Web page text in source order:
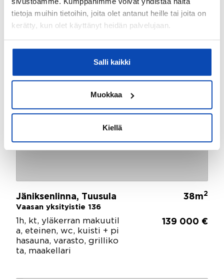
tietoja muihin tietoihin, joita olet antanut heille tai joita on
kerätty, kun olet käyttänyt heidän palvelujaan.
Salli kaikki
Muokkaa
Kiellä
Jäniksenlinna, Tuusula
Vaasan yksityistie 136
38m2
1h, kt, yläkerran makuutil
a, eteinen, wc, kuisti + pi
hasauna, varasto, grilliko
ta, maakellari
139 000 €